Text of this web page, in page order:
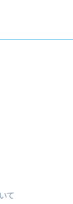
て